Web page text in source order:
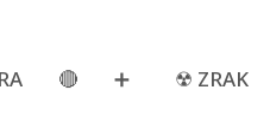
🔴 ➕ ☢ ZRAK